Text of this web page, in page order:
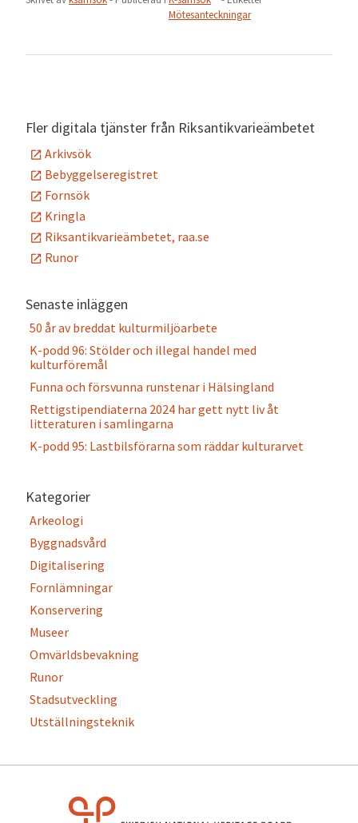
Mötesanteckningar
Fler digitala tjänster från Riksantikvarieämbetet
Arkivsök
Bebyggelseregistret
Fornsök
Kringla
Riksantikvarieämbetet, raa.se
Runor
Senaste inläggen
50 år av breddat kulturmiljöarbete
K-podd 96: Stölder och illegal handel med
kulturföremål
Funna och försvunna runstenar i Hälsingland
Rettigstipendiaterna 2024 har gett nytt liv åt
litteraturen i samlingarna
K-podd 95: Lastbilsförarna som räddar kulturarvet
Kategorier
Arkeologi
Byggnadsvård
Digitalisering
Fornlämningar
Konservering
Museer
Omvärldsbevakning
Runor
Stadsutveckling
Utställningsteknik